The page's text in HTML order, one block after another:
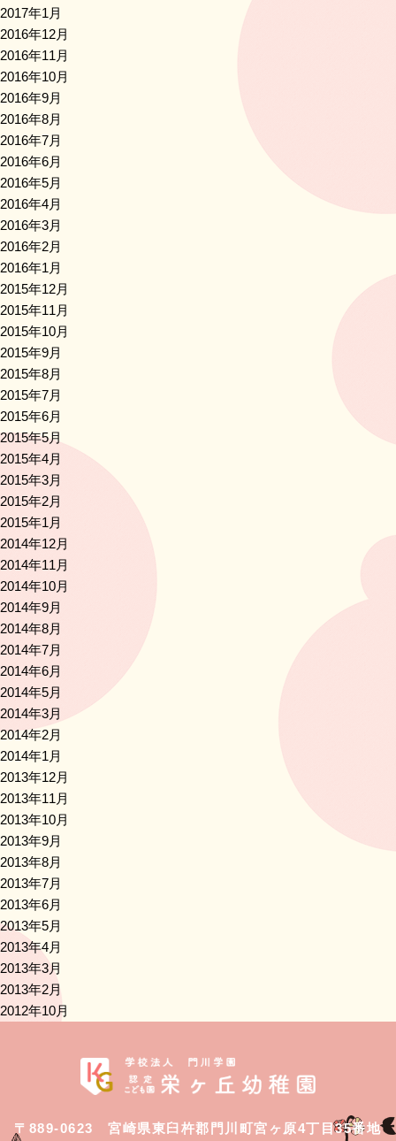
2017年1月
2016年12月
2016年11月
2016年10月
2016年9月
2016年8月
2016年7月
2016年6月
2016年5月
2016年4月
2016年3月
2016年2月
2016年1月
2015年12月
2015年11月
2015年10月
2015年9月
2015年8月
2015年7月
2015年6月
2015年5月
2015年4月
2015年3月
2015年2月
2015年1月
2014年12月
2014年11月
2014年10月
2014年9月
2014年8月
2014年7月
2014年6月
2014年5月
2014年3月
2014年2月
2014年1月
2013年12月
2013年11月
2013年10月
2013年9月
2013年8月
2013年7月
2013年6月
2013年5月
2013年4月
2013年3月
2013年2月
2012年10月
〒889-0623 宮崎県東臼杵郡門川町宮ヶ原4丁目35番地